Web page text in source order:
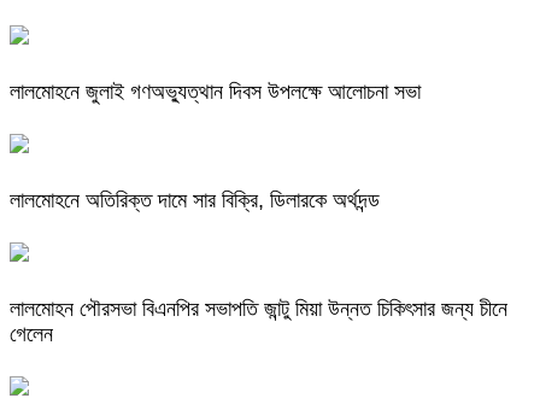
লালমোহনে জুলাই গণঅভ্যুত্থান দিবস উপলক্ষে আলোচনা সভা
লালমোহনে অতিরিক্ত দামে সার বিক্রি, ডিলারকে অর্থদন্ড
লালমোহন পৌরসভা বিএনপির সভাপতি জান্টু মিয়া উন্নত চিকিৎসার জন্য চীনে
গেলেন